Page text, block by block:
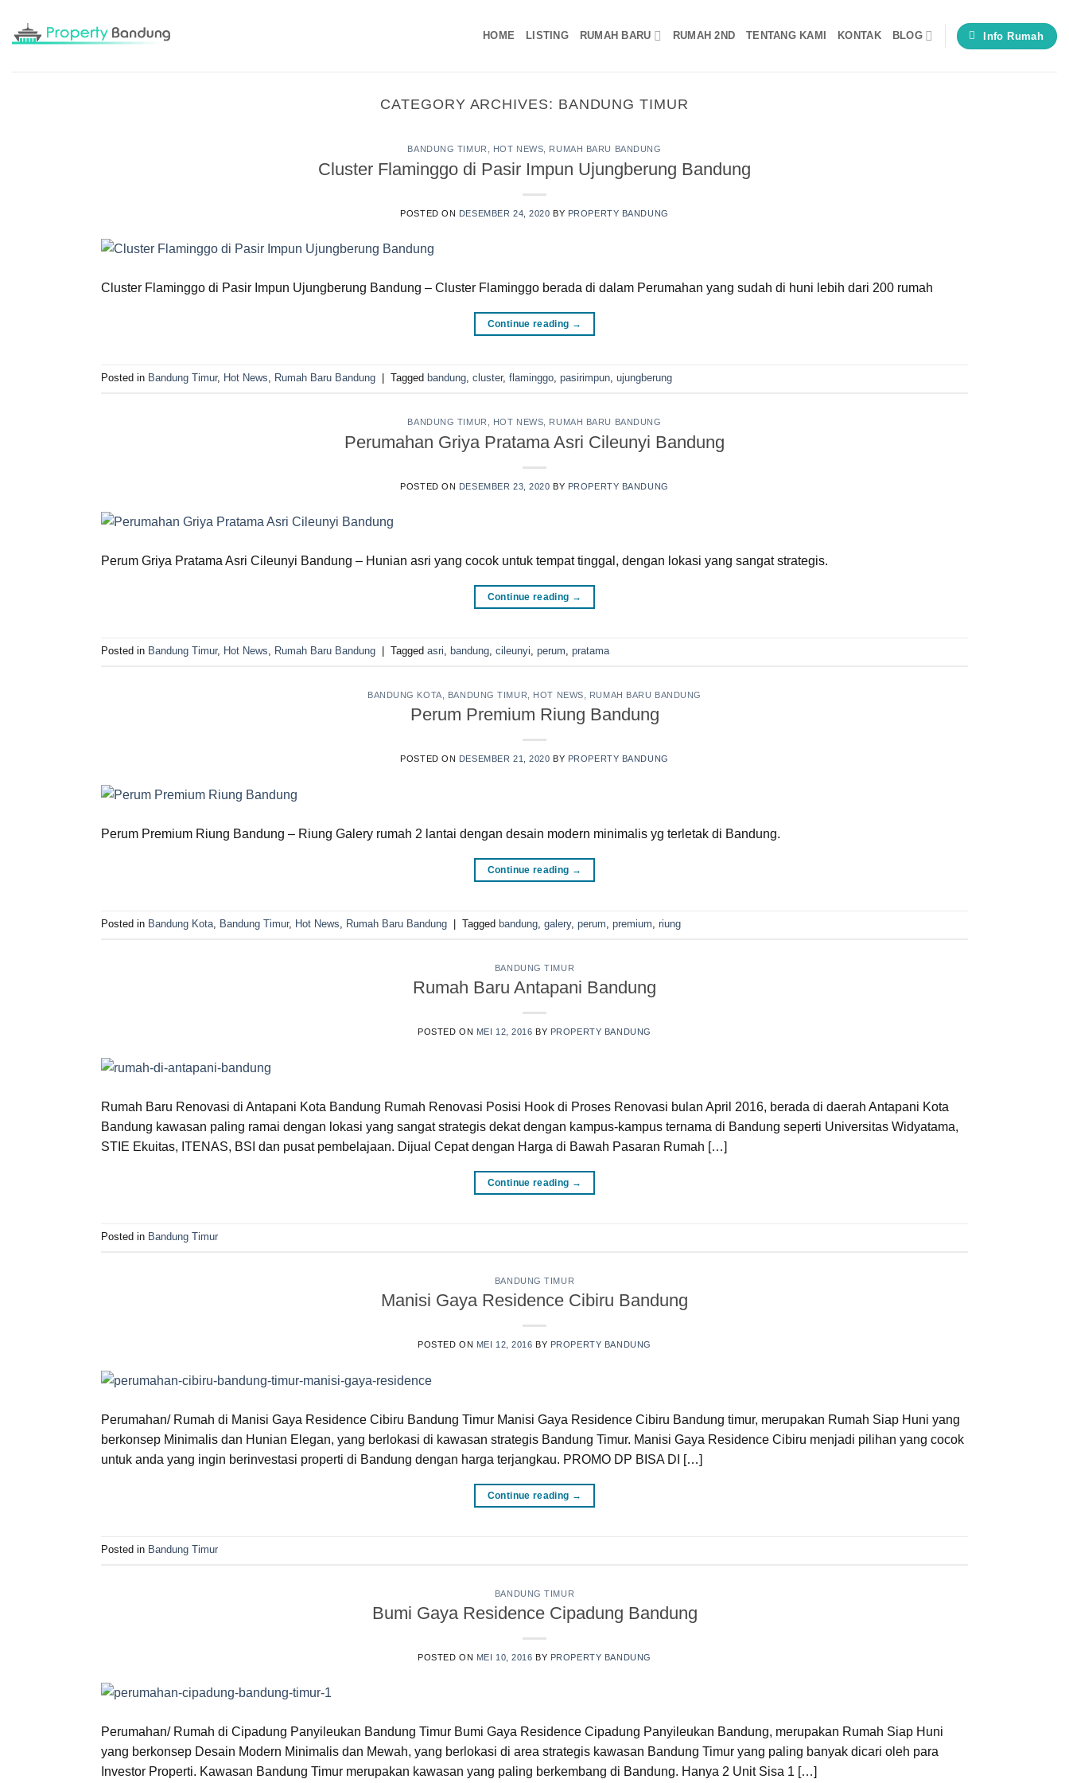
content
HOME LISTING RUMAH BARU RUMAH 2ND TENTANG KAMI KONTAK BLOG Info Rumah
CATEGORY ARCHIVES: BANDUNG TIMUR
BANDUNG TIMUR HOT NEWS RUMAH BARU BANDUNG
Cluster Flaminggo di Pasir Impun Ujungberung Bandung
POSTED ON DESEMBER 24, 2020 BY PROPERTY BANDUNG
Cluster Flaminggo di Pasir Impun Ujungberung Bandung – Cluster Flaminggo berada di dalam Perumahan yang sudah di huni lebih dari 200 rumah
Continue reading →
Posted in Bandung Timur, Hot News, Rumah Baru Bandung Tagged bandung, cluster, flaminggo, pasirimpun, ujungberung
BANDUNG TIMUR HOT NEWS RUMAH BARU BANDUNG
Perumahan Griya Pratama Asri Cileunyi Bandung
POSTED ON DESEMBER 23, 2020 BY PROPERTY BANDUNG
Perum Griya Pratama Asri Cileunyi Bandung – Hunian asri yang cocok untuk tempat tinggal, dengan lokasi yang sangat strategis.
Continue reading →
Posted in Bandung Timur, Hot News, Rumah Baru Bandung Tagged asri, bandung, cileunyi, perum, pratama
BANDUNG KOTA BANDUNG TIMUR HOT NEWS RUMAH BARU BANDUNG
Perum Premium Riung Bandung
POSTED ON DESEMBER 21, 2020 BY PROPERTY BANDUNG
Perum Premium Riung Bandung – Riung Galery rumah 2 lantai dengan desain modern minimalis yg terletak di Bandung.
Continue reading →
Posted in Bandung Kota, Bandung Timur, Hot News, Rumah Baru Bandung Tagged bandung, galery, perum, premium, riung
BANDUNG TIMUR
Rumah Baru Antapani Bandung
POSTED ON MEI 12, 2016 BY PROPERTY BANDUNG
Rumah Baru Renovasi di Antapani Kota Bandung Rumah Renovasi Posisi Hook di Proses Renovasi bulan April 2016, berada di daerah Antapani Kota
Bandung kawasan paling ramai dengan lokasi yang sangat strategis dekat dengan kampus-kampus ternama di Bandung seperti Universitas Widyatama,
STIE Ekuitas, ITENAS, BSI dan pusat pembelajaan. Dijual Cepat dengan Harga di Bawah Pasaran Rumah […]
Continue reading →
Posted in Bandung Timur
BANDUNG TIMUR
Manisi Gaya Residence Cibiru Bandung
POSTED ON MEI 12, 2016 BY PROPERTY BANDUNG
Perumahan/ Rumah di Manisi Gaya Residence Cibiru Bandung Timur Manisi Gaya Residence Cibiru Bandung timur, merupakan Rumah Siap Huni yang
berkonsep Minimalis dan Hunian Elegan, yang berlokasi di kawasan strategis Bandung Timur. Manisi Gaya Residence Cibiru menjadi pilihan yang cocok
untuk anda yang ingin berinvestasi properti di Bandung dengan harga terjangkau. PROMO DP BISA DI […]
Continue reading →
Posted in Bandung Timur
BANDUNG TIMUR
Bumi Gaya Residence Cipadung Bandung
POSTED ON MEI 10, 2016 BY PROPERTY BANDUNG
Perumahan/ Rumah di Cipadung Panyileukan Bandung Timur Bumi Gaya Residence Cipadung Panyileukan Bandung, merupakan Rumah Siap Huni
yang berkonsep Desain Modern Minimalis dan Mewah, yang berlokasi di area strategis kawasan Bandung Timur yang paling banyak dicari oleh para
Investor Properti. Kawasan Bandung Timur merupakan kawasan yang paling berkembang di Bandung. Hanya 2 Unit Sisa 1 […]